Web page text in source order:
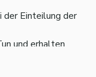
der Einteilung der
und erhalten